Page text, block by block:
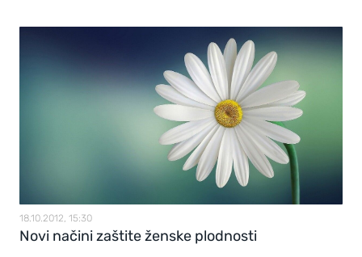
18.10.2012, 15:30
Novi načini zaštite ženske plodnosti